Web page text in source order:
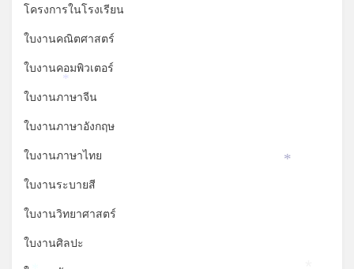
โครงการในโรงเรียน
ใบงานคณิตศาสตร์
ใบงานคอมพิวเตอร์
ใบงานภาษาจีน
ใบงานภาษาอังกฤษ
ใบงานภาษาไทย
ใบงานระบายสี
ใบงานวิทยาศาสตร์
ใบงานศิลปะ